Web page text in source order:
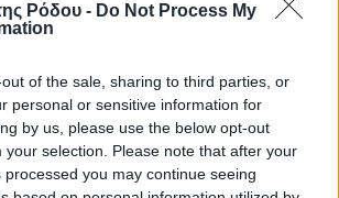
Ρόδου - Do Not Process My
of the sale, sharing to third parties, or
personal or sensitive information for
by us, please use the below opt-out
your selection. Please note that after your
you may continue seeing